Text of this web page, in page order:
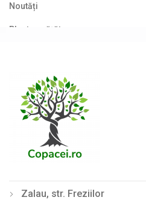
Noutăți
Plante agățătoare
Plante cu bobițe
Plante cu flori
Plante cu frunze albastre/ argintii
Plante cu frunze galbene/ portocalii
Plante cu frunze roșii
Zalau, str. Freziilor